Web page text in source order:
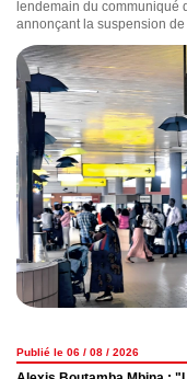
lendemain du communiqué
annonçant la suspension
observateurs s'interrogent
selon nos informations,
concernant le versement
FlyGabon est-il anodin ? la
Nous avons enquêté.
Publié le 06 / 08 / 2026